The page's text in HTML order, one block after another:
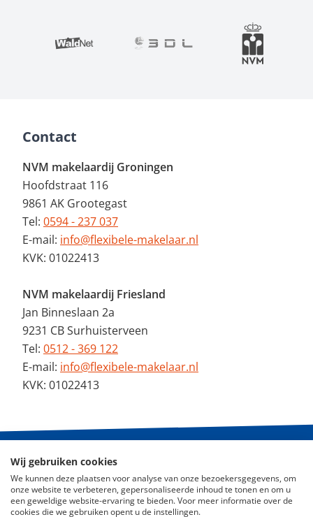
Contact
NVM makelaardij Groningen
Hoofdstraat 116
9861 AK Grootegast
Tel: 0594 - 237 037
E-mail: info@flexibele-makelaar.nl
KVK: 01022413
NVM makelaardij Friesland
Jan Binneslaan 2a
9231 CB Surhuisterveen
Tel: 0512 - 369 122
E-mail: info@flexibele-makelaar.nl
KVK: 01022413
© 2026 - De Flexibele Makelaar NVM
Nieuws
Wij gebruiken cookies
We kunnen deze plaatsen voor analyse van onze bezoekersgegevens, om
onze website te verbeteren, gepersonaliseerde inhoud te tonen en om u
een geweldige website-ervaring te bieden. Voor meer informatie over de
cookies die we gebruiken opent u de instellingen.